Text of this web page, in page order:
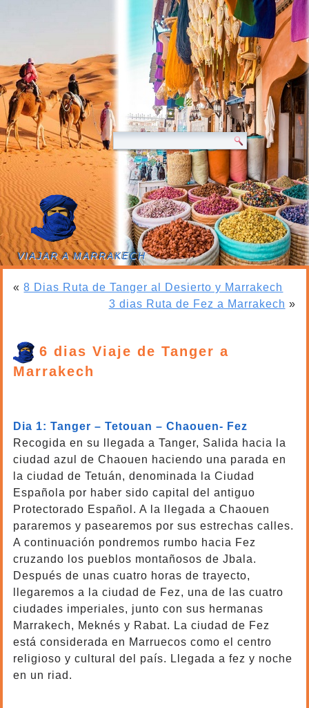
VIAJAR A MARRAKECH
«8 Dias Ruta de Tanger al Desierto y Marrakech
3 dias Ruta de Fez a Marrakech »
6 dias Viaje de Tanger a
Marrakech
Dia 1: Tanger – Tetouan – Chaouen- Fez
Recogida en su llegada a Tanger, Salida hacia la
ciudad azul de Chaouen haciendo una parada en
la ciudad de Tetuán, denominada la Ciudad
Española por haber sido capital del antiguo
Protectorado Español. A la llegada a Chaouen
pararemos y pasearemos por sus estrechas calles.
A continuación pondremos rumbo hacia Fez
cruzando los pueblos montañosos de Jbala.
Después de unas cuatro horas de trayecto,
llegaremos a la ciudad de Fez, una de las cuatro
ciudades imperiales, junto con sus hermanas
Marrakech, Meknés y Rabat. La ciudad de Fez
está considerada en Marruecos como el centro
religioso y cultural del país. Llegada a fez y noche
en un riad.